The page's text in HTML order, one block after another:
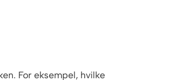
For eksempel, hvilke